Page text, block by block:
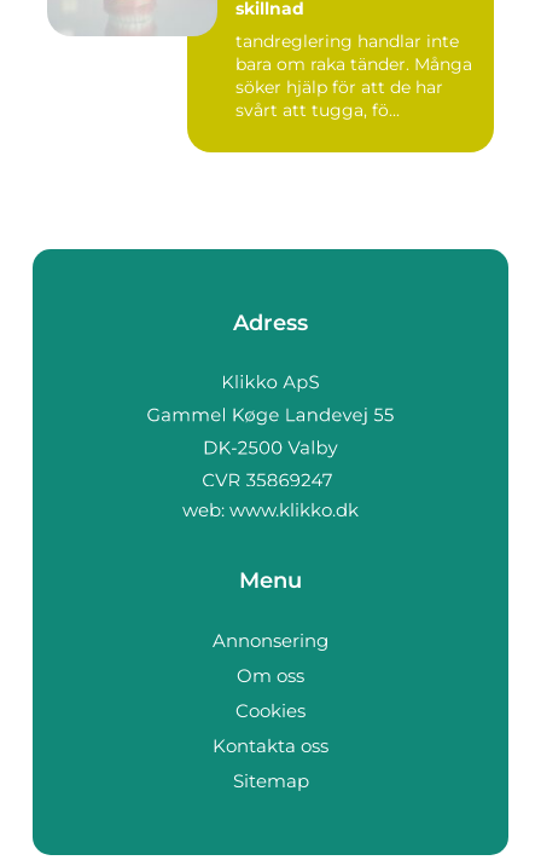
skillnad
tandreglering handlar inte
bara om raka tänder. Många
söker hjälp för att de har
svårt att tugga, fö...
Adress
web: www.klikko.dk
Menu
Annonsering
Om oss
Cookies
Kontakta oss
Sitemap